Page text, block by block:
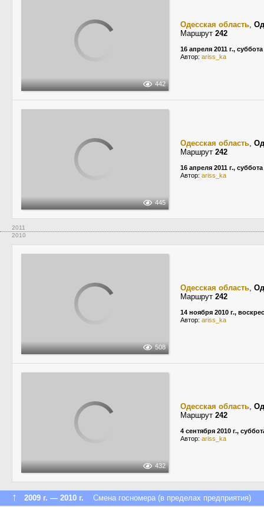
442
Одесская область,
Маршрут 242
16 апреля 2011 г., суббота
Автор: ariss_ka
445
Одесская область,
Маршрут 242
16 апреля 2011 г., суббота
Автор: ariss_ka
2011
2010
508
Одесская область,
Маршрут 242
14 ноября 2010 г.,
Автор: ariss_ka
432
Одесская область,
Маршрут 242
4 сентября 2010 г.,
Автор: ariss_ka
↑ 2009 г. — 2010 г. Смена госномера (в пределах предприятия)